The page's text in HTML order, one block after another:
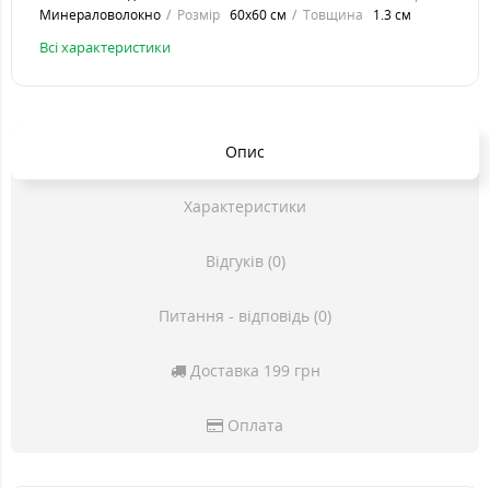
Минераловолокно
Розмір 60x60 см Товщина 1.3 см
Всі характеристики
Опис
Характеристики
Відгуків (0)
Питання - відповідь (0)
Доставка 199 грн
Оплата